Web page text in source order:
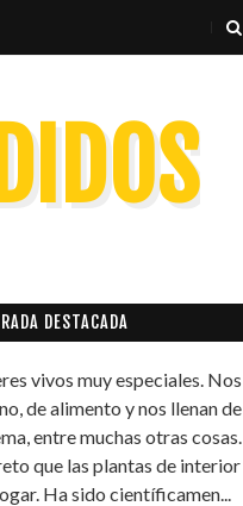
DESTACADA
vivos muy especiales. Nos
de alimento y nos llenan de
entre muchas otras cosas.
que las plantas de interior
Ha sido científicamen...